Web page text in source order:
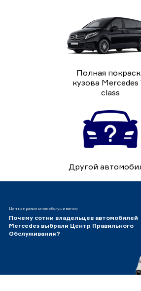
Полная
кузова Mercedes
class
Другой
Центр правильного обслуживания
Почему сотни владельцев автомобилей
Mercedes выбрали Центр Правильного
Обслуживания?